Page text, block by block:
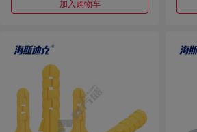
加入购物车